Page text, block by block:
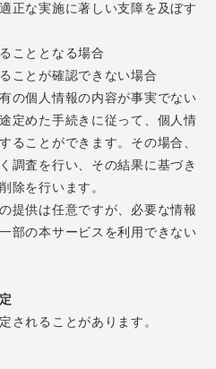
正な実施に著しい支障を及ぼす
こととなる場合
ことが確認できない場合
の個人情報の内容が事実でない
定めた手続きに従って、個人情
ることができます。その場合、
調査を行い、その結果に基づき
除を行います。
提供は任意ですが、必要な情報
部の本サービスを利用できない
されることがあります。